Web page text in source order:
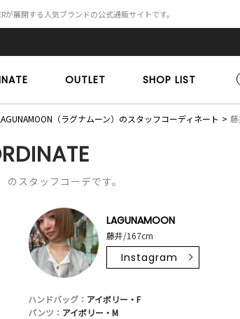
が展開する人気ブランドの公式通販サイトです。
OUTLET SHOP LIST
（ラグナムーン）のスタッフコーディネート
スタッフコーデです。
LAGUNAMOON
藤井/167cm
Instagram
ハンドバッグ： アイボリー・F
パンツ： アイボリー・M